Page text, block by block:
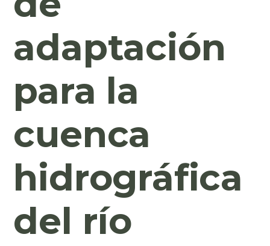
adaptación
para la
cuenca
hidrográfica
del río